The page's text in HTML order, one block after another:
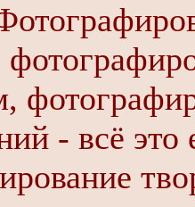
- всё это